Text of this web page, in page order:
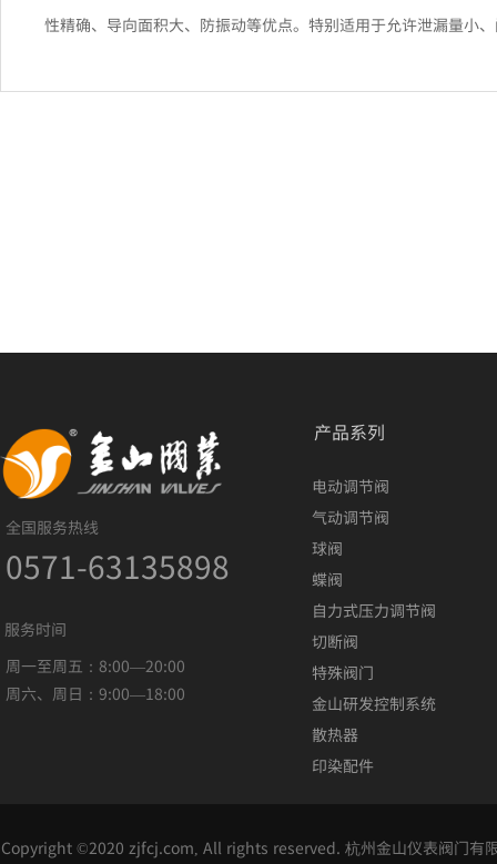
性精确、导向面积大、防振动等优点。特别适用于允许泄漏量小
全国服务热线
0571-63135898
服务时间
周一至周五：8:00—20:00
周六、周日：9:00—18:00
产品系列
电动调节阀
气动调节阀
球阀
蝶阀
自力式压力调节阀
切断阀
特殊阀门
金山研发控制系统
散热器
印染配件
Copyright ©2020 zjfcj.com, All rights reserved. 杭州金山仪表阀门有